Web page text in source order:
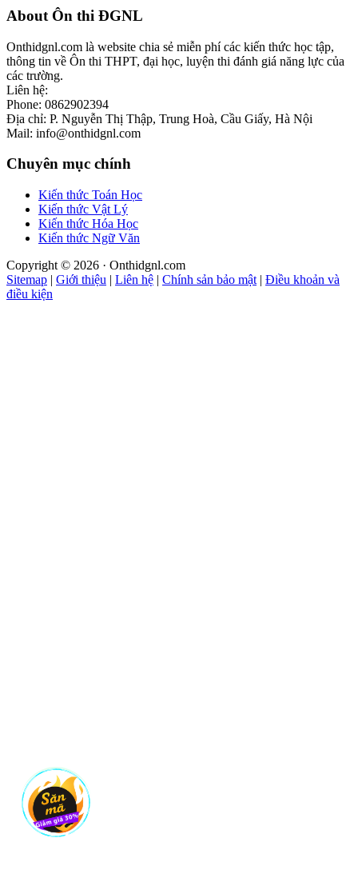
Footer
About Ôn thi ĐGNL
Onthidgnl.com là website chia sẻ miễn phí các kiến thức học tập,
thông tin về Ôn thi THPT, đại học, luyện thi đánh giá năng lực của
các trường.
Liên hệ:
Phone: 0862902394
Địa chỉ: P. Nguyễn Thị Thập, Trung Hoà, Cầu Giấy, Hà Nội
Mail: info@onthidgnl.com
Chuyên mục chính
Kiến thức Toán Học
Kiến thức Vật Lý
Kiến thức Hóa Học
Kiến thức Ngữ Văn
Copyright © 2026 · Onthidgnl.com
Sitemap | Giới thiệu | Liên hệ | Chính sản bảo mật | Điều khoản và
điều kiện